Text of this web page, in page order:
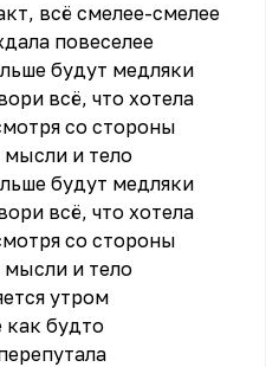
всё смелее-смелее
повеселее
будут медляки
всё, что хотела
со стороны
и тело
будут медляки
всё, что хотела
со стороны
и тело
утром
как будто